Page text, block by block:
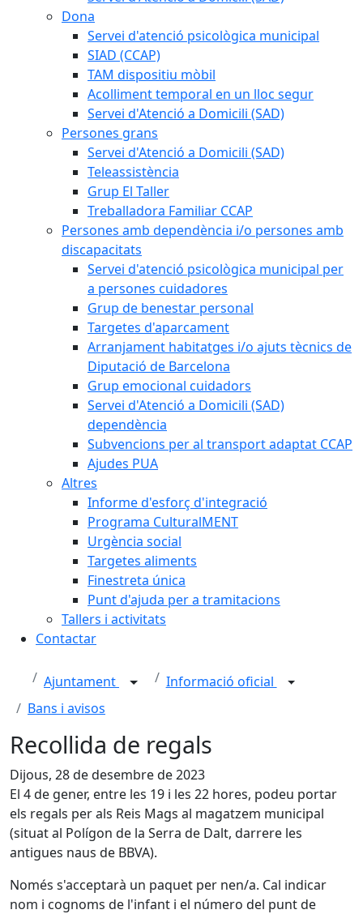
Dona
Servei d'atenció psicològica municipal
SIAD (CCAP)
TAM dispositiu mòbil
Acolliment temporal en un lloc segur
Servei d'Atenció a Domicili (SAD)
Persones grans
Servei d'Atenció a Domicili (SAD)
Teleassistència
Grup El Taller
Treballadora Familiar CCAP
Persones amb dependència i/o persones amb
discapacitats
Servei d'atenció psicològica municipal per
a persones cuidadores
Grup de benestar personal
Targetes d'aparcament
Arranjament habitatges i/o ajuts tècnics de
Diputació de Barcelona
Grup emocional cuidadors
Servei d'Atenció a Domicili (SAD)
dependència
Subvencions per al transport adaptat CCAP
Ajudes PUA
Altres
Informe d'esforç d'integració
Programa CulturalMENT
Urgència social
Targetes aliments
Finestreta única
Punt d'ajuda per a tramitacions
Tallers i activitats
Contactar
Ajuntament
Informació oficial
Bans i avisos
Recollida de regals
Dijous, 28 de desembre de 2023
El 4 de gener, entre les 19 i les 22 hores, podeu portar
els regals per als Reis Mags al magatzem municipal
(situat al Polígon de la Serra de Dalt, darrere les
antigues naus de BBVA).
Només s'acceptarà un paquet per nen/a. Cal indicar
nom i cognoms de l'infant i el número del punt de